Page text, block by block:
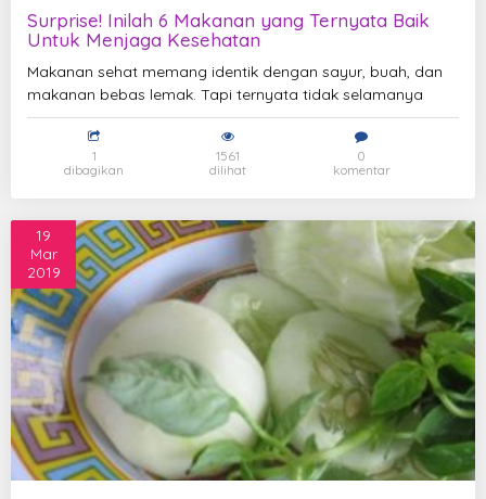
Surprise! Inilah 6 Makanan yang Ternyata Baik
Untuk Menjaga Kesehatan
Makanan sehat memang identik dengan sayur, buah, dan
makanan bebas lemak. Tapi ternyata tidak selamanya
1
dibagikan
1561
dilihat
0
komentar
19
Mar
2019